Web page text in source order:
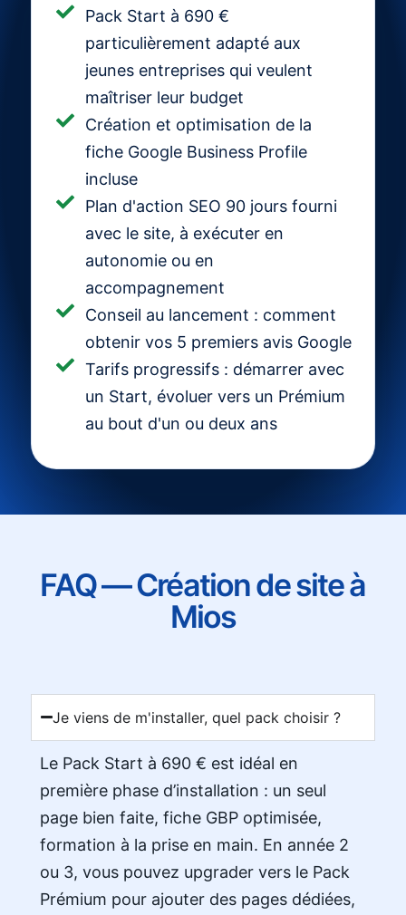
Pack Start à 690 €
particulièrement adapté aux
jeunes entreprises qui veulent
maîtriser leur budget
Création et optimisation de la
fiche Google Business Profile
incluse
Plan d'action SEO 90 jours fourni
avec le site, à exécuter en
autonomie ou en
accompagnement
Conseil au lancement : comment
obtenir vos 5 premiers avis Google
Tarifs progressifs : démarrer avec
un Start, évoluer vers un Prémium
au bout d'un ou deux ans
FAQ — Création de site à
Mios
Je viens de m'installer, quel pack choisir ?
Le Pack Start à 690 € est idéal en
première phase d’installation : un seul
page bien faite, fiche GBP optimisée,
formation à la prise en main. En année 2
ou 3, vous pouvez upgrader vers le Pack
Prémium pour ajouter des pages dédiées,